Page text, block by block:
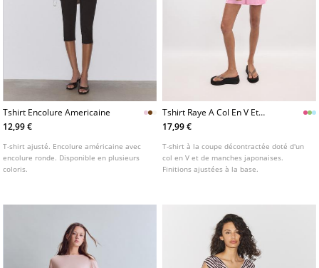
Tshirt Encolure Americaine
12,99 €
T-shirt ajusté. Encolure américaine avec
encolure ronde. Disponible en plusieurs
coloris.
Tshirt Raye A Col En V Et
Manches Japonaises
17,99 €
T-shirt à la coupe décontractée doté d'un
col en V et de manches japonaises.
Finitions ajustées à la base.